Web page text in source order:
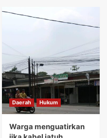
Bupati Tangerang
acara Gebyar
memberikan wadah
pelaku usaha mikro.
memiliki nilai
Daerah Hukum
Warga menguatirkan